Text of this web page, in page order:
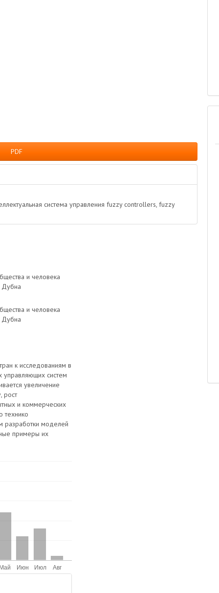
PDF
система управления fuzzy controllers, fuzzy
и человека
Дубна
и человека
Дубна
к исследованиям в
управляющих систем
увеличение
рост
и коммерческих
технико
разработки моделей
примеры их